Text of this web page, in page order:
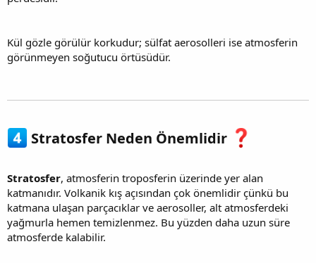
Kül gözle görülür korkudur; sülfat aerosolleri ise atmosferin
görünmeyen soğutucu örtüsüdür.
Stratosfer Neden Önemlidir
Stratosfer, atmosferin troposferin üzerinde yer alan
katmanıdır. Volkanik kış açısından çok önemlidir çünkü bu
katmana ulaşan parçacıklar ve aerosoller, alt atmosferdeki
yağmurla hemen temizlenmez. Bu yüzden daha uzun süre
atmosferde kalabilir.